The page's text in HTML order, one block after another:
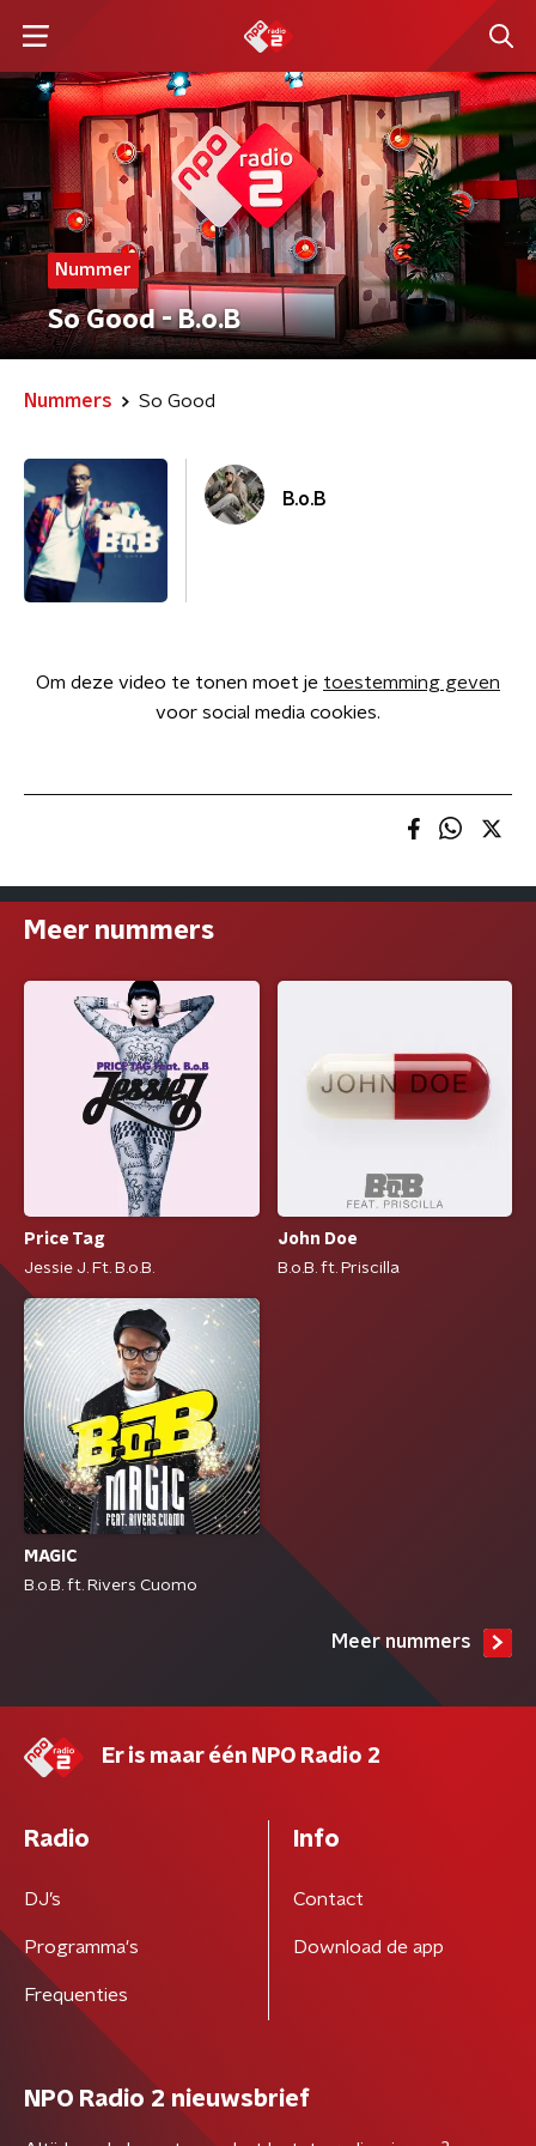
Nummer
So Good - B.o.B
Nummers So Good
B.o.B
Om deze video te tonen moet je toestemming geven
voor social media cookies.
Meer nummers
Price Tag
Jessie J. Ft. B.o.B.
John Doe
B.o.B. ft. Priscilla
MAGIC
B.o.B. ft. Rivers Cuomo
Meer nummers
Er is maar één NPO Radio 2
Radio
DJ’s
Programma's
Frequenties
Info
Contact
Download de app
NPO Radio 2 nieuwsbrief